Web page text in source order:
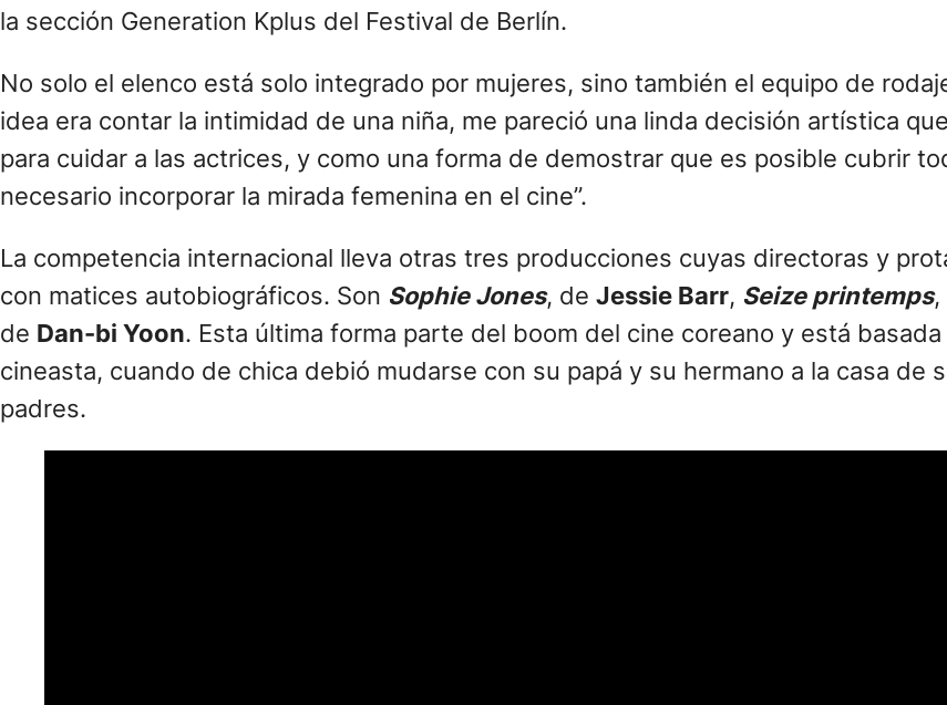
la sección Generation Kplus del Festival de Berlín.
No solo el elenco está solo integrado por mujeres, sino también el equipo de
idea era contar la intimidad de una niña, me pareció una linda decisión artística
para cuidar a las actrices, y como una forma de demostrar que es posible cubrir
necesario incorporar la mirada femenina en el cine”.
La competencia internacional lleva otras tres producciones cuyas directoras y
con matices autobiográficos. Son Sophie Jones, de Jessie Barr, Seize printemps,
de Dan-bi Yoon. Esta última forma parte del boom del cine coreano y está
cineasta, cuando de chica debió mudarse con su papá y su hermano a la casa de
padres.